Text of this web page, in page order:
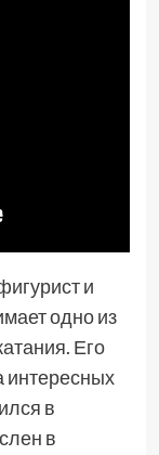
и
одно из
Его
интересных
в
в